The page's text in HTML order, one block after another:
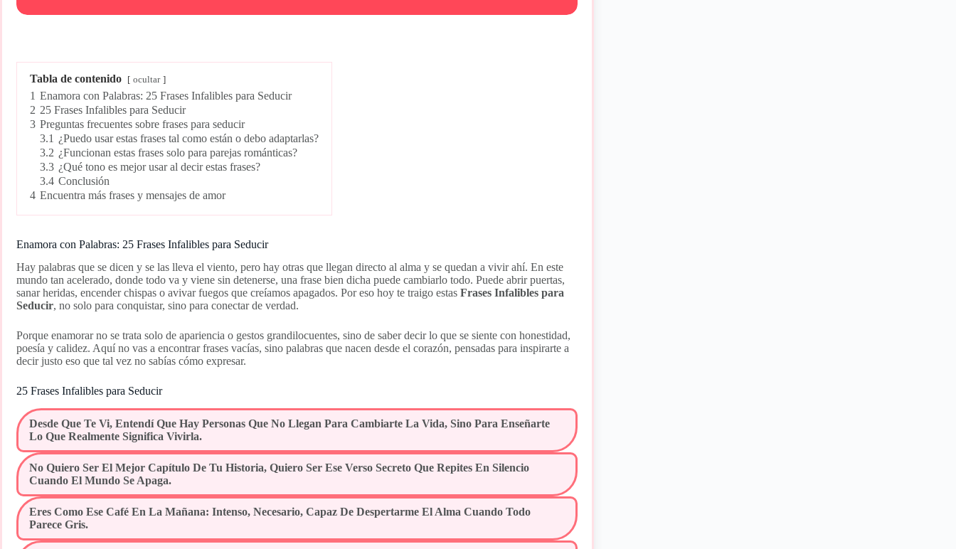
Tabla de contenido ocultar
1 Enamora con Palabras: 25 Frases Infalibles para Seducir
2 25 Frases Infalibles para Seducir
3 Preguntas frecuentes sobre frases para seducir
3.1 ¿Puedo usar estas frases tal como están o debo adaptarlas?
3.2 ¿Funcionan estas frases solo para parejas románticas?
3.3 ¿Qué tono es mejor usar al decir estas frases?
3.4 Conclusión
4 Encuentra más frases y mensajes de amor
Enamora con Palabras: 25 Frases Infalibles para Seducir
Hay palabras que se dicen y se las lleva el viento, pero hay otras que llegan directo al alma y se quedan a vivir ahí. En este
mundo tan acelerado, donde todo va y viene sin detenerse, una frase bien dicha puede cambiarlo todo. Puede abrir puertas,
sanar heridas, encender chispas o avivar fuegos que creíamos apagados. Por eso hoy te traigo estas Frases Infalibles para
Seducir, no solo para conquistar, sino para conectar de verdad.
Porque enamorar no se trata solo de apariencia o gestos grandilocuentes, sino de saber decir lo que se siente con honestidad,
poesía y calidez. Aquí no vas a encontrar frases vacías, sino palabras que nacen desde el corazón, pensadas para inspirarte a
decir justo eso que tal vez no sabías cómo expresar.
25 Frases Infalibles para Seducir
Desde Que Te Vi, Entendí Que Hay Personas Que No Llegan Para Cambiarte La Vida, Sino Para Enseñarte
Lo Que Realmente Significa Vivirla.
No Quiero Ser El Mejor Capítulo De Tu Historia, Quiero Ser Ese Verso Secreto Que Repites En Silencio
Cuando El Mundo Se Apaga.
Eres Como Ese Café En La Mañana: Intenso, Necesario, Capaz De Despertarme El Alma Cuando Todo
Parece Gris.